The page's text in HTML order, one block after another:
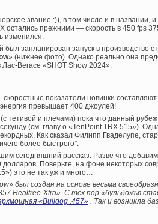
звание :)), в том числе и в названии,
остались прежними — скорость в 450 fps
изменился.
был запланирован запуск в производство
» (нижнее фото). Однако реально она
Вегасе «SHOT Show 2024».
показатели новинки
превышает 400 джоулей!
тетивой и плечами) пока что данный
(см. главу о «TenPoint TRX 515»).
Как сказал Филипп Гваделупе,
более быстрого”.
сегодняшний рассказ. Разве что
Поверьте, на фоне некоторых
это не так уж и много…
был создан на основе весьма
Realtree-Xtra». С тех пор «бульдожья
«Bulldog .457» . Так и возникла